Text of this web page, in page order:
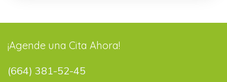
¡Agende una Cita Ahora!
(664) 381-52-45